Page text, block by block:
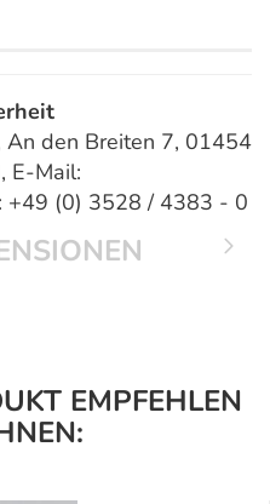
An den Breiten 7, 01454
E-Mail:
+49 (0) 3528 / 4383 - 0
EMPFEHLEN